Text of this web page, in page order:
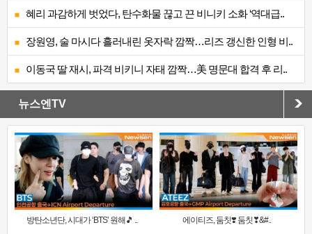
혜리 과감하게 벗었다, 탄수화물 끊고 끈 비니키 소화 ‘역대급..
장원영, 술 마시다 흘러내린 옷자락 깜짝…리즈 갱신한 인형 비..
이동국 딸 재시, 파격 비키니 자태 깜짝…美 명문대 합격 후 리..
뉴스엔TV
방탄소년단, 시대가 ‘BTS’ 원해🎵 .. 에이티즈, 둠칫❣️ 둠칫❣&#..